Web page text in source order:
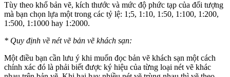
Tùy theo khổ bản vẽ, kích thước và mức độ phức tạp của đối tượng
mà bạn chọn lựa một trong các tỷ lệ: 1;5, 1:10, 1:50, 1:100, 1:200,
1:500, 1:1000 hay 1:2000.
* Quy định về nét vẽ bản vẽ khách sạn:
Một điều bạn cần lưu ý khi muốn đọc bản vẽ khách sạn một cách
chính xác đó là phải biết được ký hiệu của từng loại nét vẽ khác